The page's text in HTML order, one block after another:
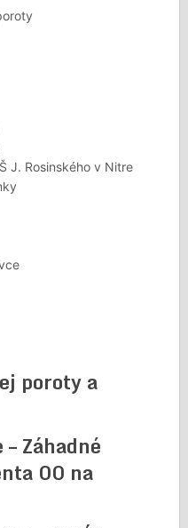
J. Rosinského v Nitre
poroty a
Záhadné
00 na